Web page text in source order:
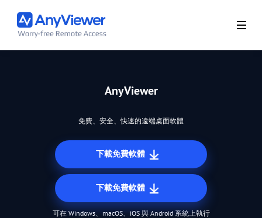
AnyViewer
免費、安全、快速的遠端桌面軟體
下載免費軟體
下載免費軟體
可在 Windows、macOS、iOS 與 Android 系統上執行